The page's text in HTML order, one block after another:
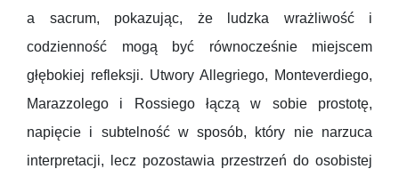
a sacrum, pokazując, że ludzka wrażliwość i
codzienność mogą być równocześnie miejscem
głębokiej refleksji. Utwory Allegriego, Monteverdiego,
Marazzolego i Rossiego łączą w sobie prostotę,
napięcie i subtelność w sposób, który nie narzuca
interpretacji, lecz pozostawia przestrzeń do osobistej